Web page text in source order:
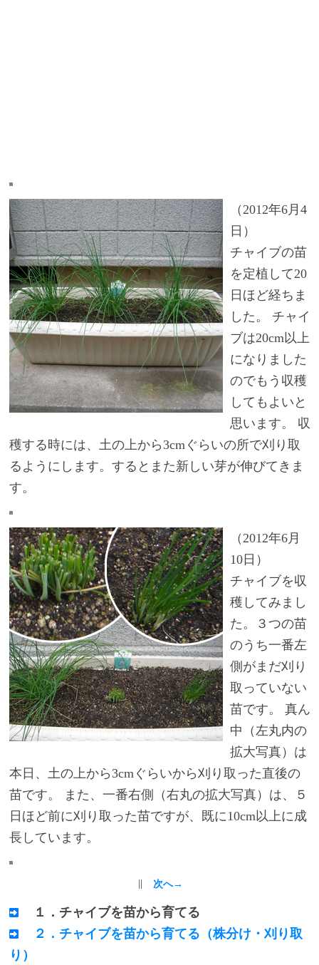
（2012年6月4
日）
チャイブの苗
を定植して20
日ほど経ちま
した。 チャイ
ブは20cm以上
になりました
のでもう収穫
してもよいと
思います。 収
穫する時には、土の上から3cmぐらいの所で刈り取
るようにします。するとまた新しい芽が伸びてきま
す。
（2012年6月
10日）
チャイブを収
穫してみまし
た。３つの苗
のうち一番左
側がまだ刈り
取っていない
苗です。 真ん
中（左丸内の
拡大写真）は
本日、土の上から3cmぐらいから刈り取った直後の
苗です。 また、一番右側（右丸の拡大写真）は、５
日ほど前に刈り取った苗ですが、既に10cm以上に成
長しています。
次へ→
１．チャイブを苗から育てる
２．チャイブを苗から育てる（株分け・刈り取
り）